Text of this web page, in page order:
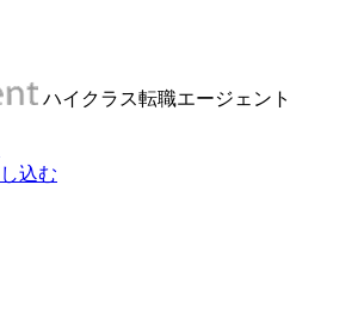
ハイクラス転職エージェント
込む